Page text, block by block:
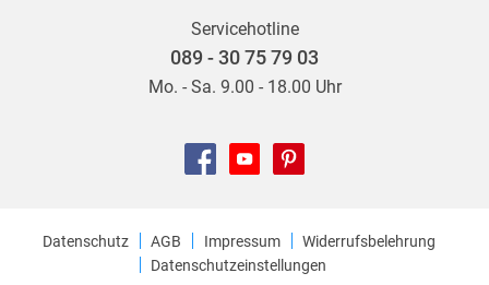
Servicehotline
089 - 30 75 79 03
Mo. - Sa. 9.00 - 18.00 Uhr
Datenschutz AGB Impressum
Widerrufsbelehrung
Datenschutzeinstellungen